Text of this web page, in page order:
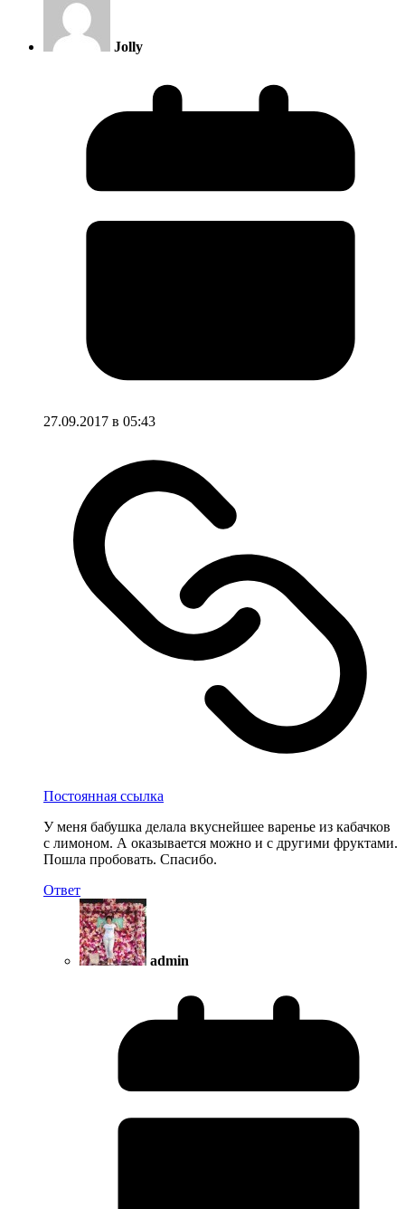
Jolly
27.09.2017 в 05:43
Постоянная ссылка
У меня бабушка делала вкуснейшее варенье из кабачков
с лимоном. А оказывается можно и с другими фруктами.
Пошла пробовать. Спасибо.
Ответ
admin